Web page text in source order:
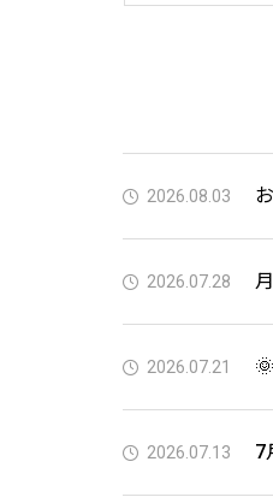
2026.08.03
2026.07.28
2026.07.21
2026.07.13 7